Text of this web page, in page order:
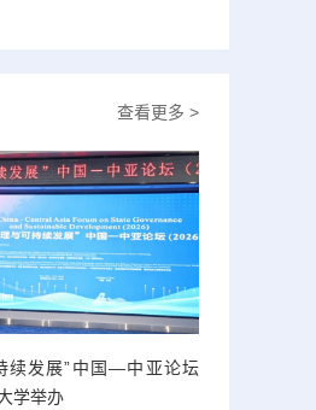
查看更多 >
续发展”中国—中亚论坛
学举办